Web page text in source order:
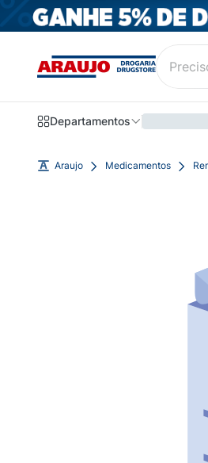
Departamentos
Araujo Medicamentos